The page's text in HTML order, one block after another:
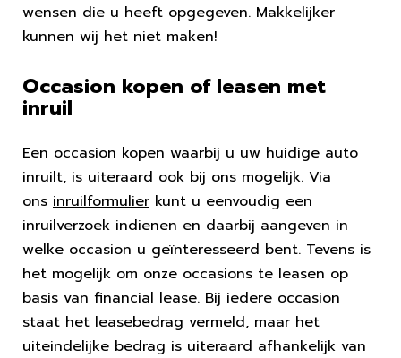
wensen die u heeft opgegeven. Makkelijker
kunnen wij het niet maken!
Occasion kopen of leasen met
inruil
Een occasion kopen waarbij u uw huidige auto
inruilt, is uiteraard ook bij ons mogelijk. Via
ons inruilformulier kunt u eenvoudig een
inruilverzoek indienen en daarbij aangeven in
welke occasion u geïnteresseerd bent. Tevens is
het mogelijk om onze occasions te leasen op
basis van financial lease. Bij iedere occasion
staat het leasebedrag vermeld, maar het
uiteindelijke bedrag is uiteraard afhankelijk van